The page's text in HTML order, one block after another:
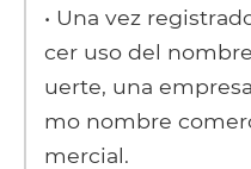
• Una vez
cer uso del
uerte, una
mo nombre
mercial.